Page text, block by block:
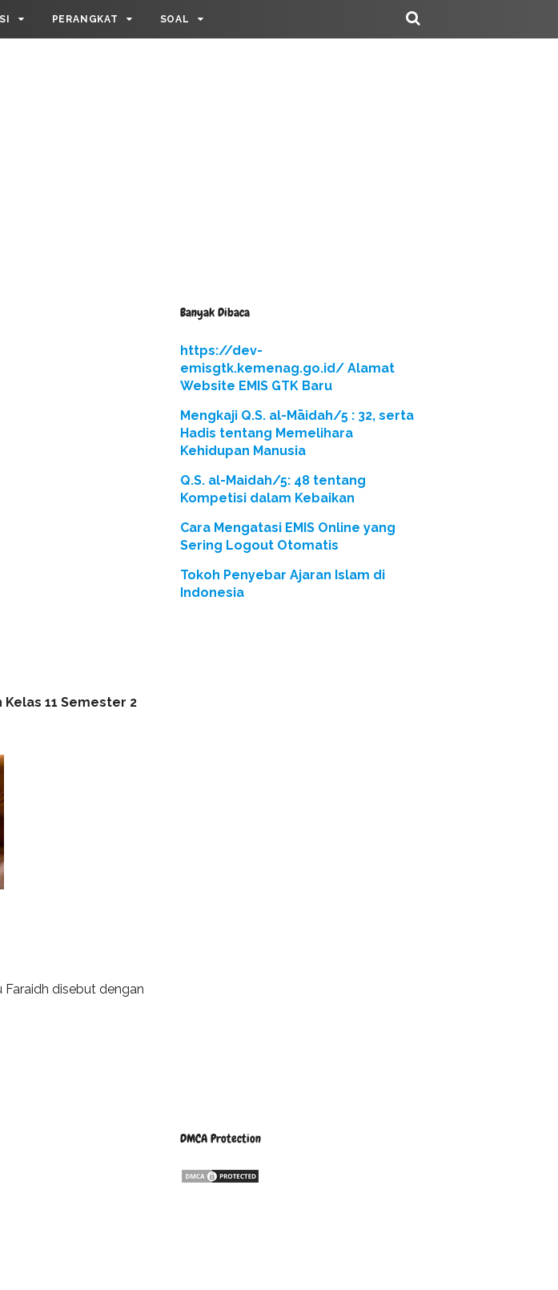
PERANGKAT SOAL
Kelas 11 Semester 2
disebut dengan
Banyak Dibaca
https://dev-
emisgtk.kemenag.go.id/ Alamat
Website EMIS GTK Baru
Mengkaji Q.S. al-Māidah/5 : 32, serta
Hadis tentang Memelihara
Kehidupan Manusia
Q.S. al-Maidah/5: 48 tentang
Kompetisi dalam Kebaikan
Cara Mengatasi EMIS Online yang
Sering Logout Otomatis
Tokoh Penyebar Ajaran Islam di
Indonesia
DMCA Protection